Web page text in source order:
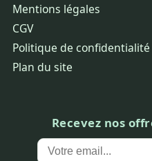
Mentions légales
CGV
Politique de confidentialité
Plan du site
Recevez nos